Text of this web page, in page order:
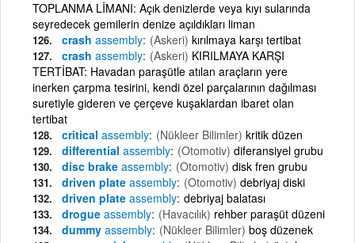
TOPLANMA LİMANI: Açık denizlerde veya kıyı sularında
seyredecek gemilerin denize açıldıkları liman
crash assembly (Askeri) kırılmaya karşı tertibat
crash assembly (Askeri) KIRILMAYA KARŞI
TERTİBAT: Havadan paraşütle atılan araçların yere
inerken çarpma tesirini, kendi özel parçalarının dağılması
suretiyle gideren ve çerçeve kuşaklardan ibaret olan
tertibat
critical assembly (Nükleer Bilimler) kritik düzen
differential assembly (Otomotiv) diferansiyel grubu
disc brake assembly (Otomotiv) disk fren grubu
driven plate assembly (Otomotiv) debriyaj diski
driven plate assembly debriyaj balatası
drogue assembly (Havacılık) rehber paraşüt düzeni
dummy assembly (Nükleer Bilimler) boş düzenek